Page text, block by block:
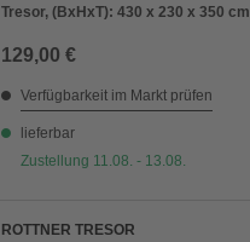
Tresor, (BxHxT): 430 x 230 x 350 cm
129,00 €
Verfügbarkeit im Markt prüfen
lieferbar
Zustellung 11.08. - 13.08.
ROTTNER TRESOR